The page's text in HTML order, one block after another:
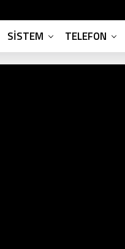
SISTEM TELEFON